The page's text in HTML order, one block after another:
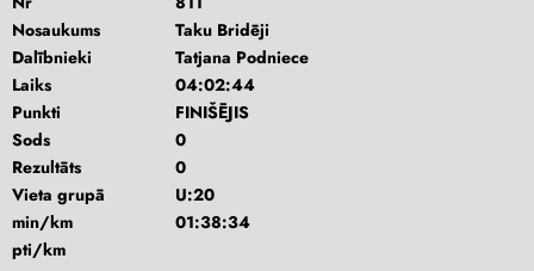
Nosaukums
Taku Bridēji
Dalībnieki
Tatjana Podniece
Laiks
04:02:44
Punkti
FINIŠĒJIS
Sods
0
Rezultāts
0
Vieta grupā
U:20
min/km
01:38:34
pti/km